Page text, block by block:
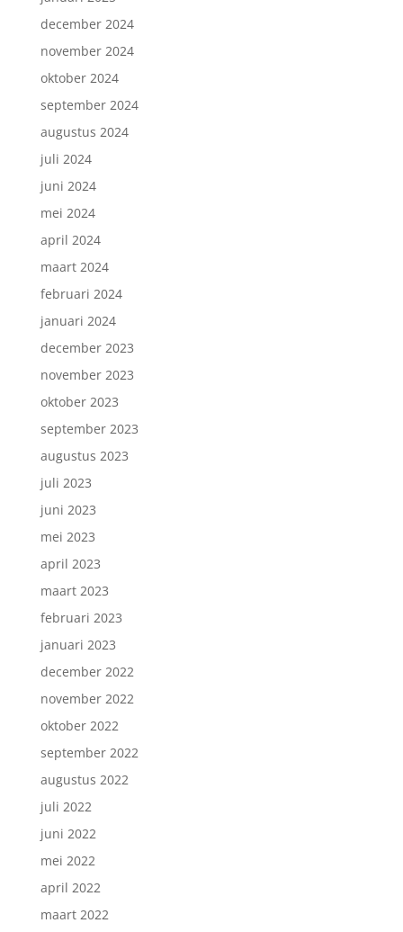
december 2024
november 2024
oktober 2024
september 2024
augustus 2024
juli 2024
juni 2024
mei 2024
april 2024
maart 2024
februari 2024
januari 2024
december 2023
november 2023
oktober 2023
september 2023
augustus 2023
juli 2023
juni 2023
mei 2023
april 2023
maart 2023
februari 2023
januari 2023
december 2022
november 2022
oktober 2022
september 2022
augustus 2022
juli 2022
juni 2022
mei 2022
april 2022
maart 2022